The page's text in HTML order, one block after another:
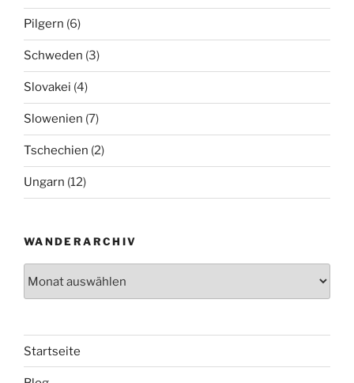
Pilgern (6)
Schweden (3)
Slovakei (4)
Slowenien (7)
Tschechien (2)
Ungarn (12)
WANDERARCHIV
Startseite